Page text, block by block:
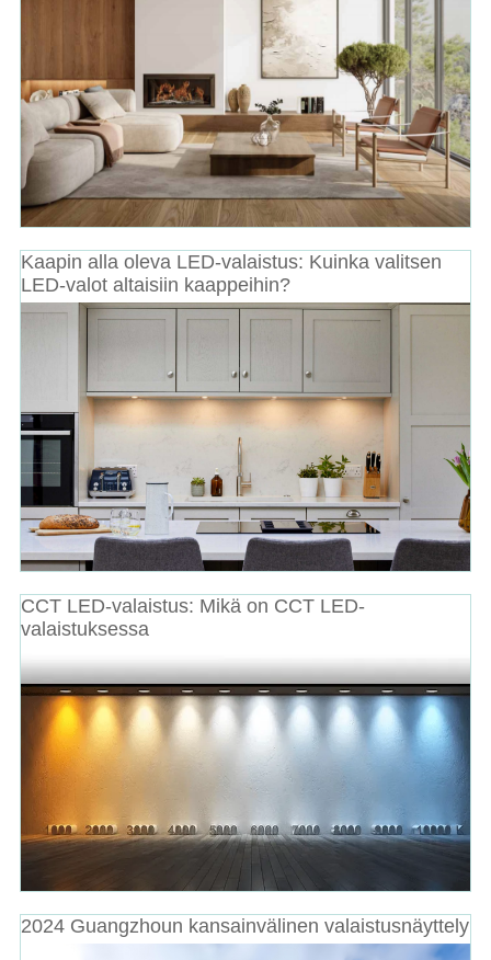
Kaapin alla oleva LED-valaistus: Kuinka valitsen
LED-valot altaisiin kaappeihin?
CCT LED-valaistus: Mikä on CCT LED-
valaistuksessa
2024 Guangzhoun kansainvälinen valaistusnäyttely